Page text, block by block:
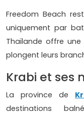
Freedom Beach
uniquement par
Thaïlande offre
plongent leurs
Krabi et ses
La province de
destinations